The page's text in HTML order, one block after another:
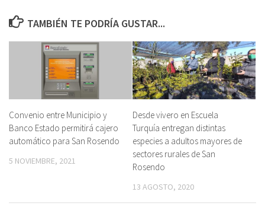
TAMBIÉN TE PODRÍA GUSTAR...
Convenio entre Municipio y
Banco Estado permitirá cajero
automático para San Rosendo
5 NOVIEMBRE, 2021
Desde vivero en Escuela
Turquía entregan distintas
especies a adultos mayores de
sectores rurales de San
Rosendo
13 AGOSTO, 2020